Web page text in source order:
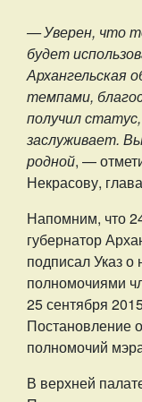
— Уверен, что
будет
Архангельская
темпами,
получил
заслуживает.
родной, —
Некрасову,
Напомним, что
губернатор
подписал Указ
полномочиями
25 сентября
Постановление
полномочий
В верхней